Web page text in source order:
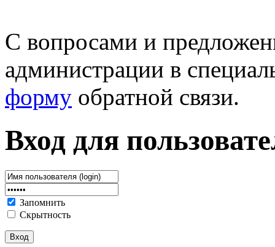
С вопросами и
администрации в
форму обратной связи.
Вход для
Запомнить
Скрытность